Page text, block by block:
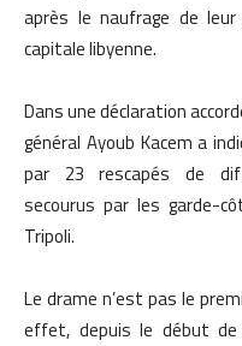
après le naufrage de
capitale libyenne.
Dans une déclaration
général Ayoub Kacem a
par 23 rescapés de
secourus par les garde-
Tripoli.
Le drame n’est pas le
effet, depuis le début de